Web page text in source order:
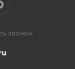
ЗВОНОК